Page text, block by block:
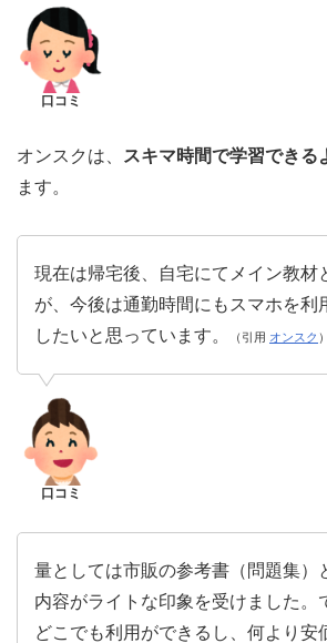
口コミ
オンスクは、 スキマ時間で学習できる
ます。
口コミ
現在は帰宅後、自宅にてメイン教材
が、今後は通勤時間にもスマホを利
したいと思っています。
（引用 オンスク ）
量としては市販の参考書（問題集）
内容がライトな印象を受けました。
どこでも利用ができるし、何より安